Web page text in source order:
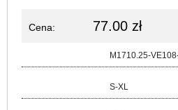
Cena: 77.00 zł
M1710.25-
S-XL